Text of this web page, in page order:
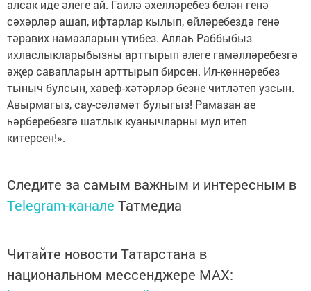
алсак иде әлеге ай. Гаилә әхелләребез белән генә
сәхәрләр ашап, ифтарлар кылып, өйләребездә генә
тәравих намазларын үтибез. Аллаһ Раббыбыз
ихласлыкларыбызны арттырып әлеге гамәлләребезгә
әҗер савапларын арттырып бирсен. Ил-көннәребез
тыныч булсын, хавеф-хәтәрләр безне читләтеп узсын.
Авырмагыз, сау-сәләмәт булыгыз! Рамазан ае
һәрберебезгә шатлык куанычларны мул итеп
китерсен!».
Следите за самым важным и интересным в
Telegram-канале Татмедиа
Читайте новости Татарстана в
национальном мессенджере MАХ: